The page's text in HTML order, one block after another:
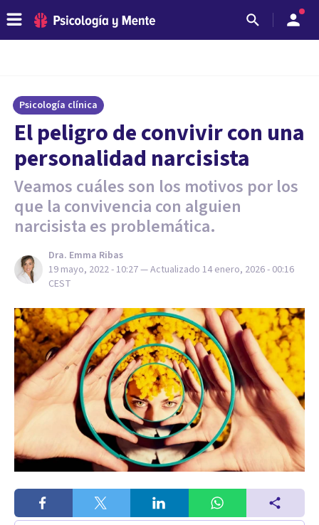
Psicología clínica
El peligro de convivir con una
personalidad narcisista
Veamos cuáles son los motivos por los
que la convivencia con alguien
narcisista es problemática.
Dra. Emma Ribas
19 mayo, 2022 - 10:27— Actualizado 14 enero, 2026 - 00:16
CEST